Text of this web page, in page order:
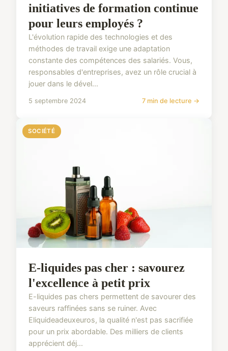
initiatives de formation continue
pour leurs employés ?
L'évolution rapide des technologies et des
méthodes de travail exige une adaptation
constante des compétences des salariés. Vous,
responsables d'entreprises, avez un rôle crucial à
jouer dans le dével...
5 septembre 2024 7 min de lecture →
SOCIÉTÉ
E-liquides pas cher : savourez
l'excellence à petit prix
E-liquides pas chers permettent de savourer des
saveurs raffinées sans se ruiner. Avec
Eliquideadeuxeuros, la qualité n'est pas sacrifiée
pour un prix abordable. Des milliers de clients
apprécient déj...